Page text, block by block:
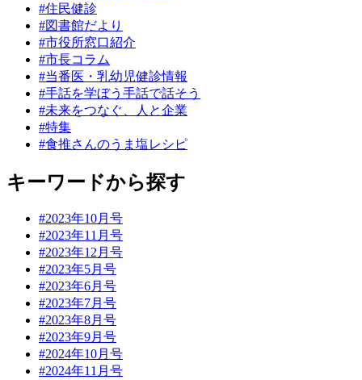
#住民健診
#図書館だより
#市役所窓口紹介
#市長コラム
#当番医・乳幼児健診情報
#手話を学ぼう手話で話そう
#未来をつなぐ、人と企業
#特集
#食推さんのうま塩レシピ
キーワードから探す
#2023年10月号
#2023年11月号
#2023年12月号
#2023年5月号
#2023年6月号
#2023年7月号
#2023年8月号
#2023年9月号
#2024年10月号
#2024年11月号